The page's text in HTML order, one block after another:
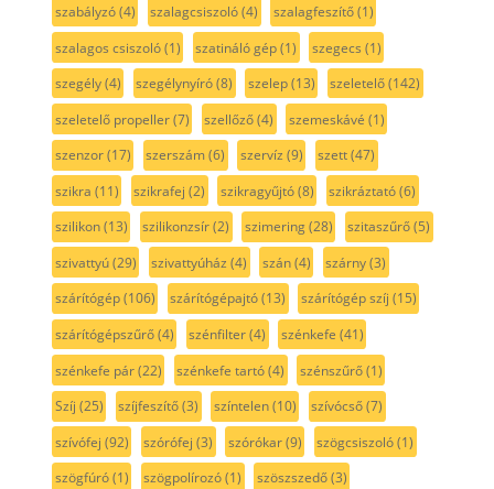
szabályzó(4) szalagcsiszoló(4) szalagfeszítő(1)
szalagos csiszoló(1) szatináló gép(1) szegecs (1)
szegély(4) szegélynyíró(8) szelep(13) szeletelő(142)
szeletelő propeller(7) szellőző(4) szemeskávé (1)
szenzor(17) szerszám(6) szervíz (9) szett(47)
szikra (11) szikrafej (2) szikragyűjtó(8) szikráztató(6)
szilikon(13) szilikonzsír(2) szimering(28) szitaszűrő(5)
szivattyú(29) szivattyúház (4) szán(4) szárny(3)
szárítógép(106) szárítógépajtó(13) szárítógép szíj (15)
szárítógépszűrő(4) szénfilter(4) szénkefe (41)
szénkefe pár(22) szénkefe tartó(4) szénszűrő(1)
Szíj (25) szíjfeszítő(3) színtelen(10) szívócső(7)
szívófej (92) szórófej (3) szórókar(9) szögcsiszoló(1)
szögfúró(1) szögpolírozó(1) szöszszedő(3)